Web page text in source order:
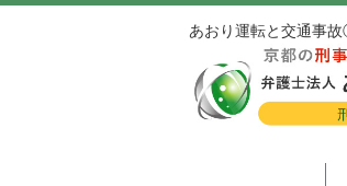
あおり運転と交通事